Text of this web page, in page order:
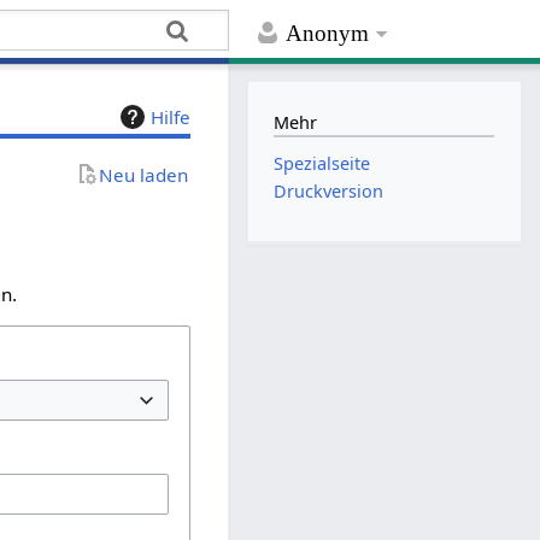
Anonym
Hilfe
Neu laden
Mehr
Spezialseite
Druckversion